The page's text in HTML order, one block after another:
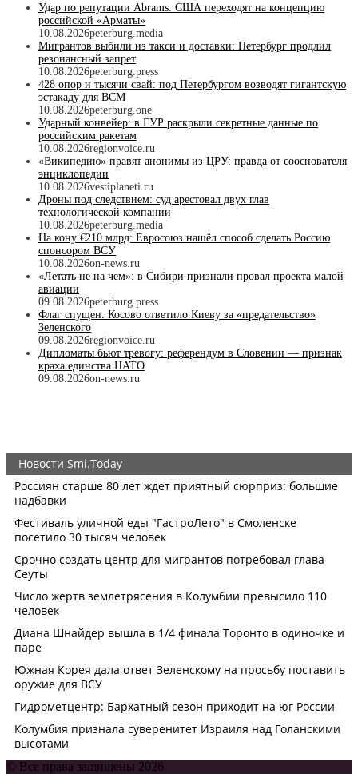
Удар по репутации Abrams: США переходят на концепцию
российской «Арматы»
10.08.2026peterburg.media
Мигрантов выбили из такси и доставки: Петербург продлил
резонансный запрет
10.08.2026peterburg.press
428 опор и тысячи свай: под Петербургом возводят гигантскую
эстакаду для ВСМ
10.08.2026peterburg.one
Ударный конвейер: в ГУР раскрыли секретные данные по
российским ракетам
10.08.2026regionvoice.ru
«Википедию» правят анонимы из ЦРУ: правда от сооснователя
энциклопедии
10.08.2026vestiplaneti.ru
Дроны под следствием: суд арестовал двух глав
технологической компании
10.08.2026peterburg.media
На кону €210 млрд: Евросоюз нашёл способ сделать Россию
спонсором ВСУ
10.08.2026on-news.ru
«Летать не на чем»: в Сибири признали провал проекта малой
авиации
09.08.2026peterburg.press
Флаг спущен: Косово ответило Киеву за «предательство»
Зеленского
09.08.2026regionvoice.ru
Дипломаты бьют тревогу: референдум в Словении — признак
краха единства НАТО
09.08.2026on-news.ru
© Все права защищены 2026